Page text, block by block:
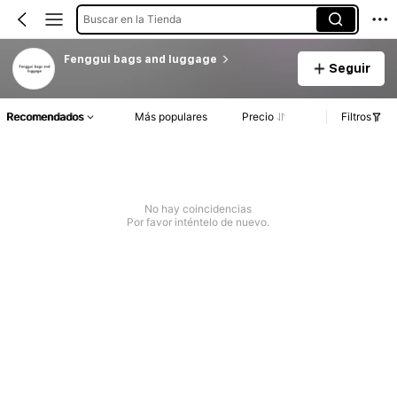
Buscar en la Tienda
Fenggui bags and luggage
Seguir
Recomendados Más populares Precio Filtros
No hay coincidencias
Por favor inténtelo de nuevo.